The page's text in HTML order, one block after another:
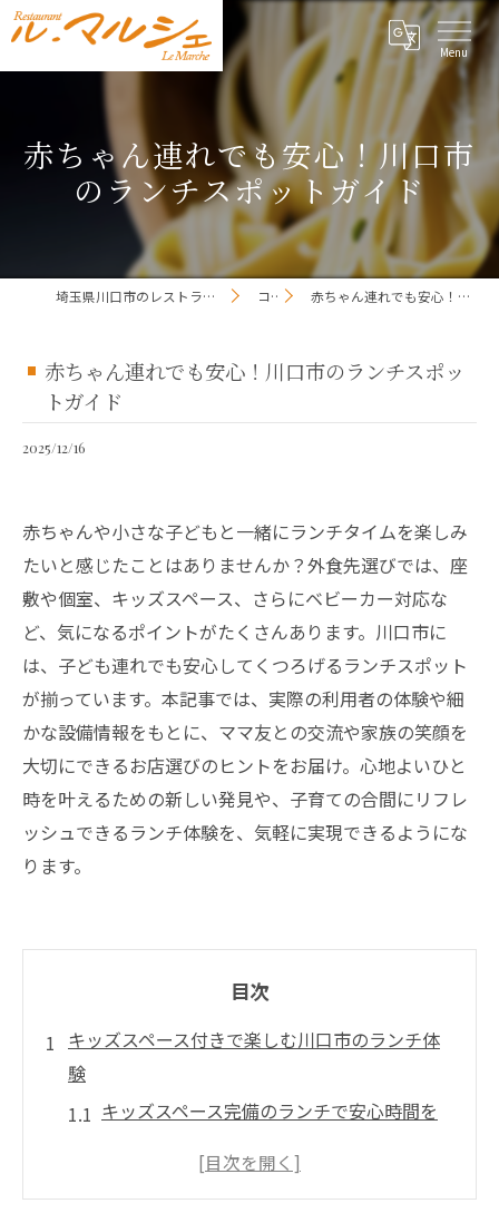
赤ちゃん連れでも安心！川口市
のランチスポットガイド
埼玉県川口市のレストランならレストラン ル・マルシェ コラム 赤ちゃん連れでも安心！川口市のランチスポットガイド
赤ちゃん連れでも安心！川口市のランチスポッ
トガイド
2025/12/16
赤ちゃんや小さな子どもと一緒にランチタイムを楽しみ
たいと感じたことはありませんか？外食先選びでは、座
敷や個室、キッズスペース、さらにベビーカー対応な
ど、気になるポイントがたくさんあります。川口市に
は、子ども連れでも安心してくつろげるランチスポット
が揃っています。本記事では、実際の利用者の体験や細
かな設備情報をもとに、ママ友との交流や家族の笑顔を
大切にできるお店選びのヒントをお届け。心地よいひと
時を叶えるための新しい発見や、子育ての合間にリフレ
ッシュできるランチ体験を、気軽に実現できるようにな
ります。
目次
キッズスペース付きで楽しむ川口市のランチ体
験
キッズスペース完備のランチで安心時間を
川口のランチスポットで子どもも笑顔にな